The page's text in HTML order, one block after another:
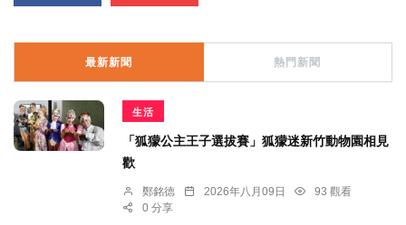
最新新聞 熱門新聞
生活
「狐獴公主王子選拔賽」狐獴迷新竹動物園相見
歡
鄭銘德 2026年八月09日
93 觀看
0 分享